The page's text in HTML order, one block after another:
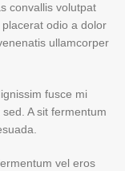
convallis volutpat
odio a dolor
ullamcorper
fusce mi
A sit fermentum
vel eros